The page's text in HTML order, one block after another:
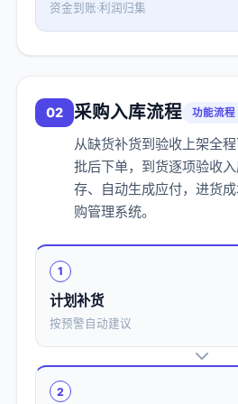
资金到账·利润归集
02 采购入库流程 功能流程
从缺货补货到验收上架全
批后下单，到货逐项验收
存、自动生成应付，进货
购管理系统。
1
计划补货
按预警自动建议
2